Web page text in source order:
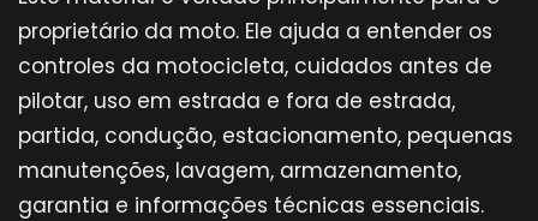
proprietário da moto. Ele ajuda a entender os
controles da motocicleta, cuidados antes de
pilotar, uso em estrada e fora de estrada,
partida, condução, estacionamento, pequenas
manutenções, lavagem, armazenamento,
garantia e informações técnicas essenciais.